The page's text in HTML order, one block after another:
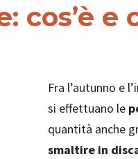
cos’è e
Fra l’autunno e
si effettuano le
quantità anche
smaltire in